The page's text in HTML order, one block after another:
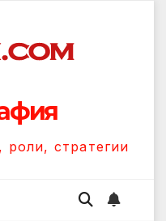
стратегии